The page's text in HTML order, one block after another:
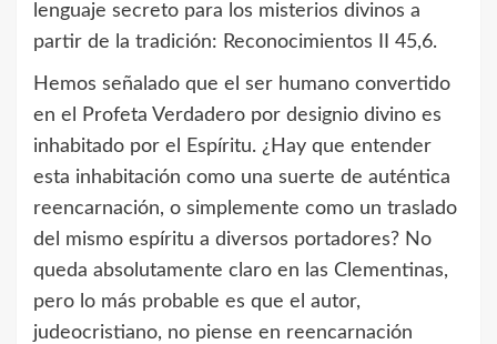
lenguaje secreto para los misterios divinos a
partir de la tradición: Reconocimientos II 45,6.
Hemos señalado que el ser humano convertido
en el Profeta Verdadero por designio divino es
inhabitado por el Espíritu. ¿Hay que entender
esta inhabitación como una suerte de auténtica
reencarnación, o simplemente como un traslado
del mismo espíritu a diversos portadores? No
queda absolutamente claro en las Clementinas,
pero lo más probable es que el autor,
judeocristiano, no piense en reencarnación